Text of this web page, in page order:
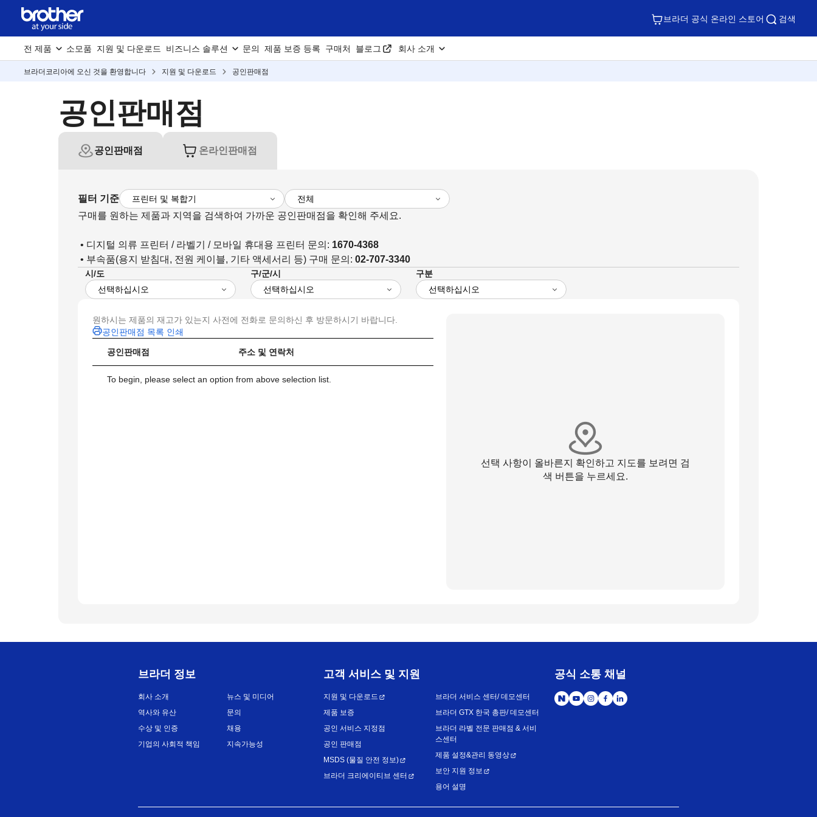
브라더 공식 온라인 스토어 검색
전 제품 소모품 지원 및 다운로드 비즈니스 솔루션 문의 제품 보증 등록 구매처 블로그 회사 소개
브라더코리아에 오신 것을 환영합니다 지원 및 다운로드 공인판매점
공인판매점
공인판매점 온라인판매점
필터 기준
구매를 원하는 제품과 지역을 검색하여 가까운 공인판매점을 확인해 주세요.
• 디지털 의류 프린터 / 라벨기 / 모바일 휴대용 프린터 문의: 1670-4368
• 부속품(용지 받침대, 전원 케이블, 기타 액세서리 등) 구매 문의: 02-707-3340
시/도 구/군/시 구분
원하시는 제품의 재고가 있는지 사전에 전화로 문의하신 후 방문하시기 바랍니다.
공인판매점 목록 인쇄
공인판매점 주소 및 연락처
To begin, please select an option from above selection list.
선택 사항이 올바른지 확인하고 지도를 보려면 검
색 버튼을 누르세요.
브라더 정보
회사 소개
역사와 유산
수상 및 인증
기업의 사회적 책임
뉴스 및 미디어
문의
채용
지속가능성
고객 서비스 및 지원
지원 및 다운로드
제품 보증
공인 서비스 지정점
공인 판매점
MSDS (물질 안전 정보)
브라더 크리에이티브 센터
브라더 서비스 센터/ 데모센터
브라더 GTX 한국 총판/ 데모센터
브라더 라벨 전문 판매점 & 서비
스센터
제품 설정&관리 동영상
보안 지원 정보
용어 설명
공식 소통 채널